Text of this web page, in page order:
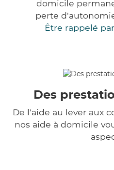
domicile
perte
Être rappelé
Des
De l'aide au lever aux
nos aide à domicile